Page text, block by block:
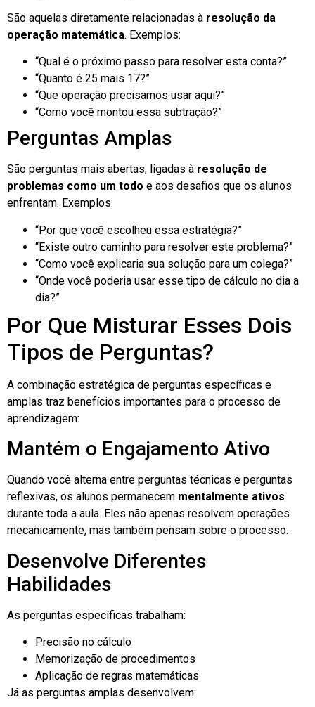
São aquelas diretamente relacionadas à resolução da
operação matemática. Exemplos:
“Qual é o próximo passo para resolver esta conta?”
“Quanto é 25 mais 17?”
“Que operação precisamos usar aqui?”
“Como você montou essa subtração?”
Perguntas Amplas
São perguntas mais abertas, ligadas à resolução de
problemas como um todo e aos desafios que os alunos
enfrentam. Exemplos:
“Por que você escolheu essa estratégia?”
“Existe outro caminho para resolver este problema?”
“Como você explicaria sua solução para um colega?”
“Onde você poderia usar esse tipo de cálculo no dia a
dia?”
Por Que Misturar Esses Dois
Tipos de Perguntas?
A combinação estratégica de perguntas específicas e
amplas traz benefícios importantes para o processo de
aprendizagem:
Mantém o Engajamento Ativo
Quando você alterna entre perguntas técnicas e perguntas
reflexivas, os alunos permanecem mentalmente ativos
durante toda a aula. Eles não apenas resolvem operações
mecanicamente, mas também pensam sobre o processo.
Desenvolve Diferentes
Habilidades
As perguntas específicas trabalham:
Precisão no cálculo
Memorização de procedimentos
Aplicação de regras matemáticas
Já as perguntas amplas desenvolvem: